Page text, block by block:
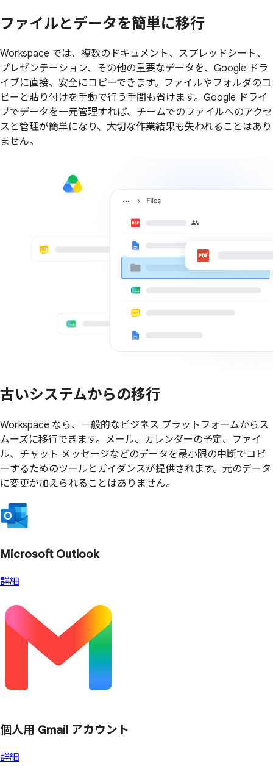
ファイルとデータを簡単に移行
Workspace では、複数のドキュメント、スプレッドシート、
プレゼンテーション、その他の重要なデータを、Google ドラ
イブに直接、安全にコピーできます。ファイルやフォルダのコ
ピーと貼り付けを手動で行う手間も省けます。Google ドライ
ブでデータを一元管理すれば、チームでのファイルへのアクセ
スと管理が簡単になり、大切な作業結果も失われることはあり
ません。
古いシステムからの移行
Workspace なら、一般的なビジネス プラットフォームからス
ムーズに移行できます。メール、カレンダーの予定、ファイ
ル、チャット メッセージなどのデータを最小限の中断でコピ
ーするためのツールとガイダンスが提供されます。元のデータ
に変更が加えられることはありません。
Microsoft Outlook
詳細
個人用 Gmail アカウント
詳細